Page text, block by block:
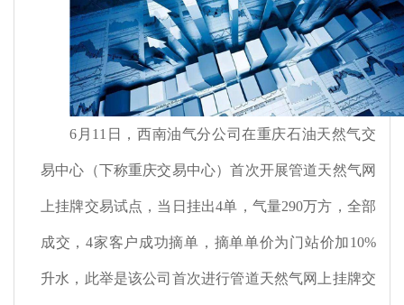
6月 11 日，西南油气分公司在重庆石油天然气交
易中心（下称重庆交易中心）首次开展管道天然气网
上挂牌交易试点，当日挂出4单，气量290万方，全部
成交，4家客户成功摘单，摘单单价为门站价加10%
升水，此举是该公司首次进行管道天然气网上挂牌交